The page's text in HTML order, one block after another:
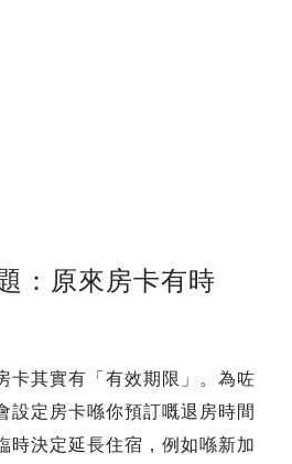
：原來房卡有時
卡其實有「有效期限」。為咗
設定房卡喺你預訂嘅退房時間
時決定延長住宿，例如喺新加